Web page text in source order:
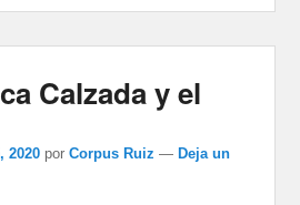
Calzada y el
2020 porCorpus Ruiz — Deja un